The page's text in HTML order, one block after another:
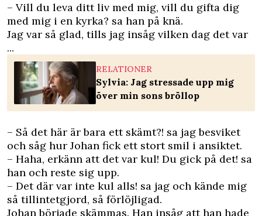
– Vill du leva ditt liv med mig, vill du gifta dig
med mig i en kyrka? sa han på knä.
Jag var så glad, tills jag insåg vilken dag det var
...
RELATIONER
Sylvia: Jag stressade upp mig
över min sons bröllop
– Så det här är bara ett skämt?! sa jag besviket
och såg hur Johan fick ett stort smil i ansiktet.
– Haha, erkänn att det var kul! Du gick på det! sa
han och reste sig upp.
– Det där var inte kul alls! sa jag och kände mig
så tillintetgjord, så förlöjligad.
Johan började skämmas. Han insåg att han hade